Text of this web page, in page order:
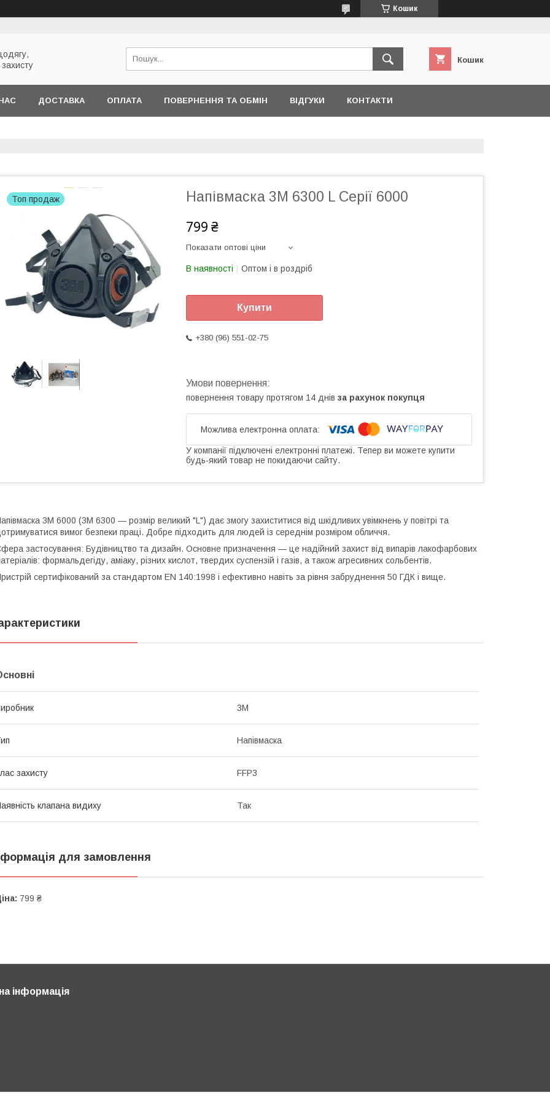
Кошик
Кошик
ДОСТАВКА ОПЛАТА ПОВЕРНЕННЯ ТА ОБМІН ВІДГУКИ КОНТАКТИ
Топ продаж Напівмаска 3М 6300 L Серії 6000
799 ₴
Показати оптові ціни
В наявності Оптом і в роздріб
Купити
+380 (96) 551-02-75
повернення товару протягом 14 днів за рахунок покупця
У компанії підключені електронні платежі. Тепер ви можете купити
будь-який товар не покидаючи сайту.
3М 6000 (3М 6300 — розмір великий "L") дає змогу захиститися від шкідливих увімкнень у повітрі та
вимог безпеки праці. Добре підходить для людей із середнім розміром обличчя.
застосування: Будівництво та дизайн. Основне призначення — це надійний захист від випарів лакофарбових
формальдегіду, аміаку, різних кислот, твердих суспензій і газів, а також агресивних сольбентів.
сертифікований за стандартом EN 140:1998 і ефективно навіть за рівня забруднення 50 ГДК і вище.
3М
Напівмаска
захисту FFP3
клапана видиху Так
для замовлення
799 ₴
інформація